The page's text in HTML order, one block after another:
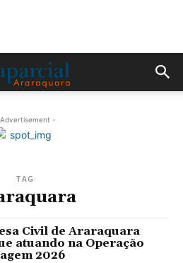
-
TAG
Civil de Araraquara
atuando na Operação
2026